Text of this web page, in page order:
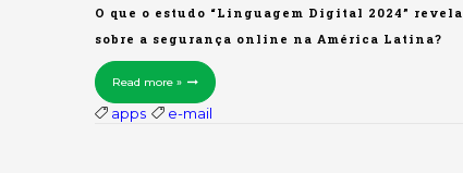
O que o estudo “Linguagem Digital 2024” revela
sobre a segurança online na América Latina?
Read more »
apps e-mail